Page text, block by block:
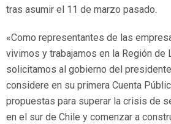
tras asumir el 11 de marzo pasado.
«Como representantes de las
vivimos y trabajamos en la Región de
solicitamos al gobierno del
considere en su primera Cuenta
propuestas para superar la crisis de
en el sur de Chile y comenzar a